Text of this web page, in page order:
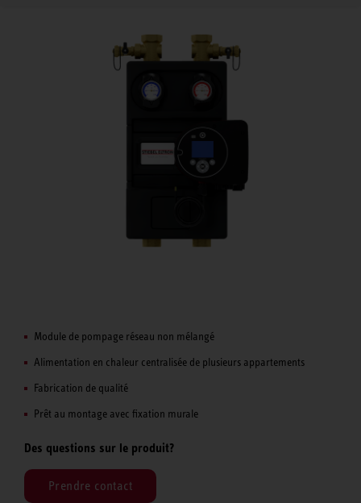
Module de pompage réseau non mélangé
Alimentation en chaleur centralisée de plusieurs appartements
Fabrication de qualité
Prêt au montage avec fixation murale
Des questions sur le produit?
Prendre contact